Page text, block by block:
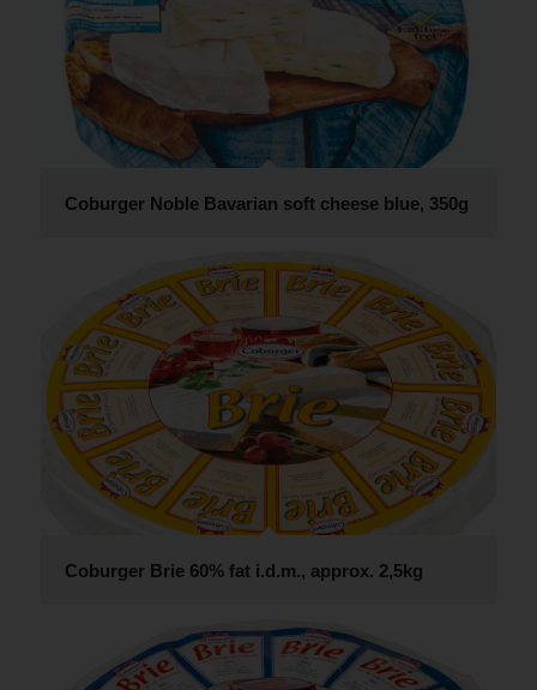
Coburger Noble Bavarian soft cheese blue, 350g
Coburger Brie 60% fat i.d.m., approx. 2,5kg